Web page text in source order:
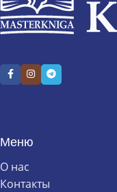
Меню
О нас
Контакты